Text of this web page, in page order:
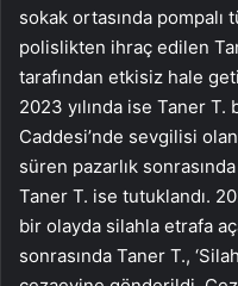
sokak ortasında pompalı
polislikten ihraç edilen
tarafından etkisiz hale
2023 yılında ise Taner T.
Caddesi’nde sevgilisi olan
süren pazarlık
Taner T. ise tutuklandı.
bir olayda silahla etrafa
sonrasında Taner T.,